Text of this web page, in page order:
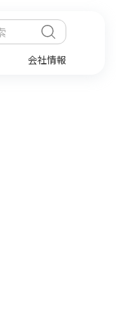
会社情報